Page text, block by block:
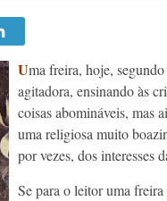
Uma freira, hoje,
agitadora, ensinando às
coisas abomináveis, mas
uma religiosa muito
por vezes, dos interesses
Se para o leitor uma